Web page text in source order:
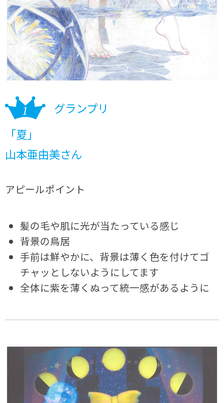
グランプリ
「夏」
山本亜由美さん
アピールポイント
髪の毛や肌に光が当たっている感じ
背景の鳥居
手前は鮮やかに、背景は薄く色を付けてゴ
チャッとしないようにしてます
全体に紫を薄くぬって統一感があるように